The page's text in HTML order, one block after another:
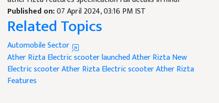
Published on:07 April 2024, 03:16 PM IST
Related Topics
Automobile Sector
Ather Rizta Electric scooter launchedAther RiztaNew
Electric scooterAther Rizta Electric scooterAther Rizta
Features